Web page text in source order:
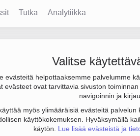
Tutka Analytiikka
Valitse
evästeitä helpottaaksemme palvelumme
evästeet ovat tarvittavia sivuston
navigoinnin ja
myös ylimääräisiä evästeitä
käyttökokemuksen. Hyväksymällä
käytön. Lue lisää evästeistä ja
190 000 € ja henkilöstömäärä